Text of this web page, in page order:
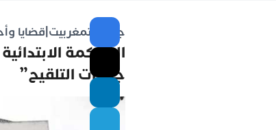
جريدة تمغربيت قضايا
المحكمة
جوازات التلقيح”